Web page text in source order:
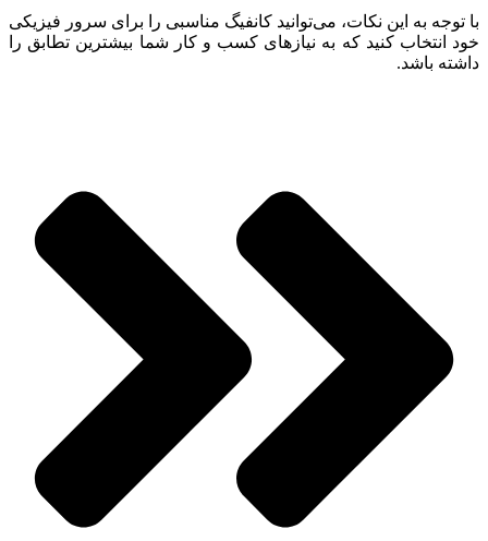
با توجه به این نکات، می‌توانید کانفیگ مناسبی را برای سرور فیزیکی
خود انتخاب کنید که به نیازهای کسب و کار شما بیشترین تطابق را
داشته باشد.